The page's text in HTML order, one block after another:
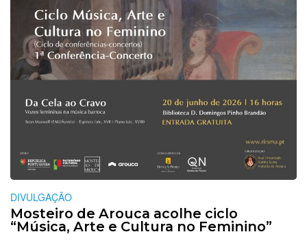
DIVULGAÇÃO
Mosteiro de Arouca acolhe ciclo
“Música, Arte e Cultura no Feminino”